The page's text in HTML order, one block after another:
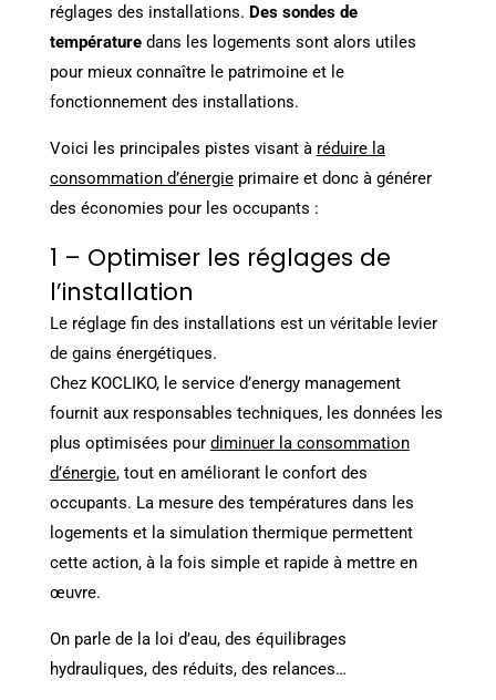
réglages des installations. Des sondes de
températuredans les logements sont alors utiles
pour mieux connaître le patrimoine et le
fonctionnement des installations.
Voici les principales pistes visant à réduire la
consommation d’énergieprimaire et donc à générer
des économies pour les occupants :
1 – Optimiser les réglages de
l’installation
Le réglage fin des installations est un véritable levier
de gains énergétiques.
Chez KOCLIKO, le service d’energy management
fournit aux responsables techniques, les données les
plus optimisées pour diminuer la consommation
d’énergie, tout en améliorant le confort des
occupants. La mesure des températures dans les
logements et la simulation thermique permettent
cette action, à la fois simple et rapide à mettre en
œuvre.
On parle de la loi d’eau, des équilibrages
hydrauliques, des réduits, des relances…